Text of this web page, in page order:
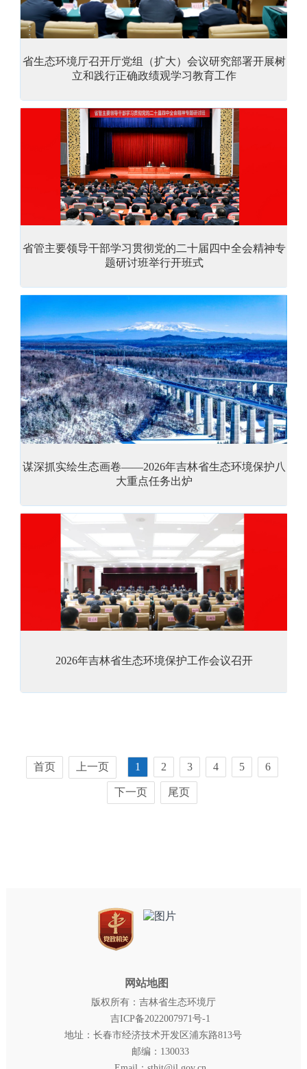
省生态环境厅召开厅党组（扩大）会议研究部署开展树
立和践行正确政绩观学习教育工作
省管主要领导干部学习贯彻党的二十届四中全会精神专
题研讨班举行开班式
谋深抓实绘生态画卷——2026年吉林省生态环境保护八
大重点任务出炉
2026年吉林省生态环境保护工作会议召开
首页 上一页 1 2 3 4 5 6
下一页 尾页
网站地图
版权所有：吉林省生态环境厅
吉ICP备2022007971号-1
地址：长春市经济技术开发区浦东路813号
邮编：130033